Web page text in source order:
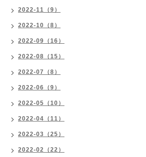
2022-11（9）
2022-10（8）
2022-09（16）
2022-08（15）
2022-07（8）
2022-06（9）
2022-05（10）
2022-04（11）
2022-03（25）
2022-02（22）